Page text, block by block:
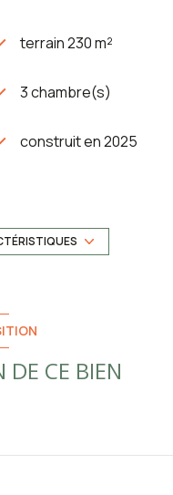
terrain 230 m²
3 chambre(s)
construit en 2025
Chauffage central :
exposition Sud
CE BIEN